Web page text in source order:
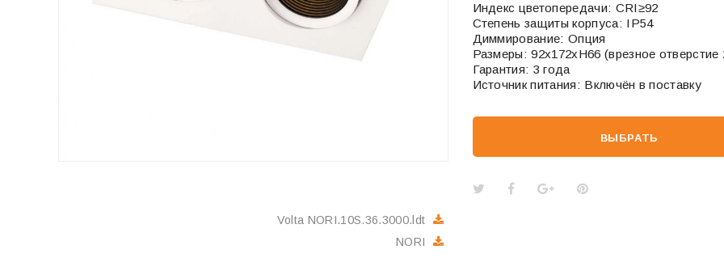
Индекс цветопередачи: CRI≥92
Степень защиты корпуса: IP54
Диммирование: Опция
Размеры: 92х172хН66 (врезное
Гарантия: 3 года
Источник питания: Включён в поставку
ВЫБРАТЬ
Volta NORI.10S.36.3000.ldt
NORI